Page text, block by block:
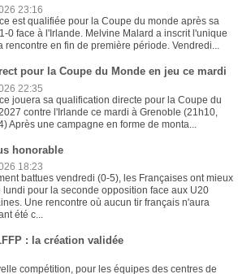
23:16
est qualifiée pour la Coupe du monde après sa
0 face à l'Irlande. Melvine Malard a inscrit l'unique
rencontre en fin de première période. Vendredi...
pour la Coupe du Monde en jeu ce mardi
22:35
jouera sa qualification directe pour la Coupe du
contre l'Irlande ce mardi à Grenoble (21h10,
Après une campagne en forme de monta...
honorable
18:23
battues vendredi (0-5), les Françaises ont mieux
lundi pour la seconde opposition face aux U20
Une rencontre où aucun tir français n'aura
été c...
: la création validée
compétition, pour les équipes des centres de